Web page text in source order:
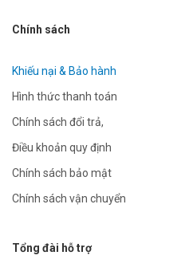
Chính sách
Khiếu nại & Bảo hành
Hình thức thanh toán
Chính sách đổi trả,
Điều khoản quy định
Chính sách bảo mật
Chính sách vận chuyển
Tổng đài hỗ trợ